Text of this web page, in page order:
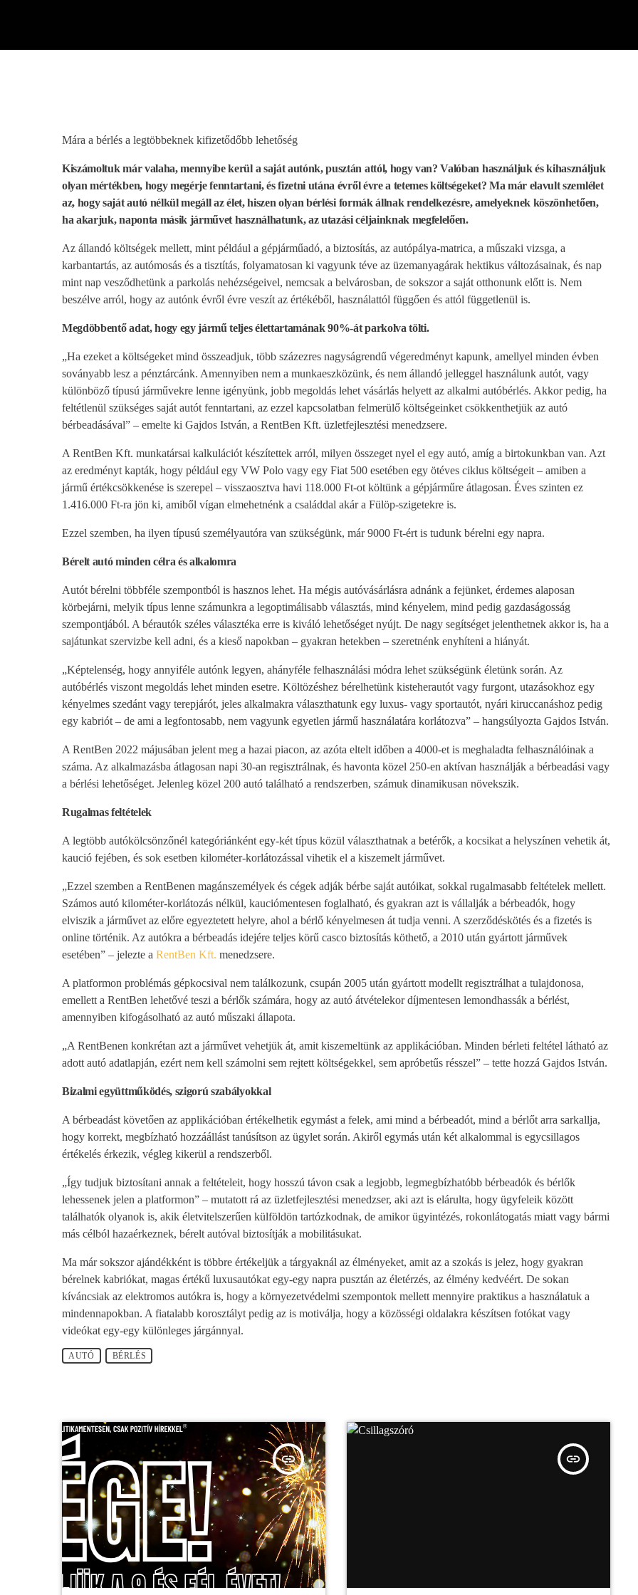
Mára a bérlés a legtöbbeknek kifizetődőbb lehetőség
Kiszámoltuk már valaha, mennyibe kerül a saját autónk, pusztán attól, hogy van? Valóban használjuk és kihasználjuk
olyan mértékben, hogy megérje fenntartani, és fizetni utána évről évre a tetemes költségeket? Ma már elavult szemlélet
az, hogy saját autó nélkül megáll az élet, hiszen olyan bérlési formák állnak rendelkezésre, amelyeknek köszönhetően,
ha akarjuk, naponta másik járművet használhatunk, az utazási céljainknak megfelelően.
Az állandó költségek mellett, mint például a gépjárműadó, a biztosítás, az autópálya-matrica, a műszaki vizsga, a
karbantartás, az autómosás és a tisztítás, folyamatosan ki vagyunk téve az üzemanyagárak hektikus változásainak, és nap
mint nap vesződhetünk a parkolás nehézségeivel, nemcsak a belvárosban, de sokszor a saját otthonunk előtt is. Nem
beszélve arról, hogy az autónk évről évre veszít az értékéből, használattól függően és attól függetlenül is.
Megdöbbentő adat, hogy egy jármű teljes élettartamának 90%-át parkolva tölti.
„Ha ezeket a költségeket mind összeadjuk, több százezres nagyságrendű végeredményt kapunk, amellyel minden évben
soványabb lesz a pénztárcánk. Amennyiben nem a munkaeszközünk, és nem állandó jelleggel használunk autót, vagy
különböző típusú járművekre lenne igényünk, jobb megoldás lehet vásárlás helyett az alkalmi autóbérlés. Akkor pedig, ha
feltétlenül szükséges saját autót fenntartani, az ezzel kapcsolatban felmerülő költségeinket csökkenthetjük az autó
bérbeadásával” – emelte ki Gajdos István, a RentBen Kft. üzletfejlesztési menedzsere.
A RentBen Kft. munkatársai kalkulációt készítettek arról, milyen összeget nyel el egy autó, amíg a birtokunkban van. Azt
az eredményt kapták, hogy például egy VW Polo vagy egy Fiat 500 esetében egy ötéves ciklus költségeit – amiben a
jármű értékcsökkenése is szerepel – visszaosztva havi 118.000 Ft-ot költünk a gépjárműre átlagosan. Éves szinten ez
1.416.000 Ft-ra jön ki, amiből vígan elmehetnénk a családdal akár a Fülöp-szigetekre is.
Ezzel szemben, ha ilyen típusú személyautóra van szükségünk, már 9000 Ft-ért is tudunk bérelni egy napra.
Bérelt autó minden célra és alkalomra
Autót bérelni többféle szempontból is hasznos lehet. Ha mégis autóvásárlásra adnánk a fejünket, érdemes alaposan
körbejárni, melyik típus lenne számunkra a legoptimálisabb választás, mind kényelem, mind pedig gazdaságosság
szempontjából. A bérautók széles választéka erre is kiváló lehetőséget nyújt. De nagy segítséget jelenthetnek akkor is, ha a
sajátunkat szervizbe kell adni, és a kieső napokban – gyakran hetekben – szeretnénk enyhíteni a hiányát.
„Képtelenség, hogy annyiféle autónk legyen, ahányféle felhasználási módra lehet szükségünk életünk során. Az
autóbérlés viszont megoldás lehet minden esetre. Költözéshez bérelhetünk kisteherautót vagy furgont, utazásokhoz egy
kényelmes szedánt vagy terepjárót, jeles alkalmakra választhatunk egy luxus- vagy sportautót, nyári kiruccanáshoz pedig
egy kabriót – de ami a legfontosabb, nem vagyunk egyetlen jármű használatára korlátozva” – hangsúlyozta Gajdos István.
A RentBen 2022 májusában jelent meg a hazai piacon, az azóta eltelt időben a 4000-et is meghaladta felhasználóinak a
száma. Az alkalmazásba átlagosan napi 30-an regisztrálnak, és havonta közel 250-en aktívan használják a bérbeadási vagy
a bérlési lehetőséget. Jelenleg közel 200 autó található a rendszerben, számuk dinamikusan növekszik.
Rugalmas feltételek
A legtöbb autókölcsönzőnél kategóriánként egy-két típus közül választhatnak a betérők, a kocsikat a helyszínen vehetik át,
kaució fejében, és sok esetben kilométer-korlátozással vihetik el a kiszemelt járművet.
„Ezzel szemben a RentBenen magánszemélyek és cégek adják bérbe saját autóikat, sokkal rugalmasabb feltételek mellett.
Számos autó kilométer-korlátozás nélkül, kauciómentesen foglalható, és gyakran azt is vállalják a bérbeadók, hogy
elviszik a járművet az előre egyeztetett helyre, ahol a bérlő kényelmesen át tudja venni. A szerződéskötés és a fizetés is
online történik. Az autókra a bérbeadás idejére teljes körű casco biztosítás köthető, a 2010 után gyártott járművek
esetében” – jelezte a RentBen Kft. menedzsere.
A platformon problémás gépkocsival nem találkozunk, csupán 2005 után gyártott modellt regisztrálhat a tulajdonosa,
emellett a RentBen lehetővé teszi a bérlők számára, hogy az autó átvételekor díjmentesen lemondhassák a bérlést,
amennyiben kifogásolható az autó műszaki állapota.
„A RentBenen konkrétan azt a járművet vehetjük át, amit kiszemeltünk az applikációban. Minden bérleti feltétel látható az
adott autó adatlapján, ezért nem kell számolni sem rejtett költségekkel, sem apróbetűs résszel” – tette hozzá Gajdos István.
Bizalmi együttműködés, szigorú szabályokkal
A bérbeadást követően az applikációban értékelhetik egymást a felek, ami mind a bérbeadót, mind a bérlőt arra sarkallja,
hogy korrekt, megbízható hozzáállást tanúsítson az ügylet során. Akiről egymás után két alkalommal is egycsillagos
értékelés érkezik, végleg kikerül a rendszerből.
„Így tudjuk biztosítani annak a feltételeit, hogy hosszú távon csak a legjobb, legmegbízhatóbb bérbeadók és bérlők
lehessenek jelen a platformon” – mutatott rá az üzletfejlesztési menedzser, aki azt is elárulta, hogy ügyfeleik között
találhatók olyanok is, akik életvitelszerűen külföldön tartózkodnak, de amikor ügyintézés, rokonlátogatás miatt vagy bármi
más célból hazaérkeznek, bérelt autóval biztosítják a mobilitásukat.
Ma már sokszor ajándékként is többre értékeljük a tárgyaknál az élményeket, amit az a szokás is jelez, hogy gyakran
bérelnek kabriókat, magas értékű luxusautókat egy-egy napra pusztán az életérzés, az élmény kedvéért. De sokan
kíváncsiak az elektromos autókra is, hogy a környezetvédelmi szempontok mellett mennyire praktikus a használatuk a
mindennapokban. A fiatalabb korosztályt pedig az is motiválja, hogy a közösségi oldalakra készítsen fotókat vagy
videókat egy-egy különleges járgánnyal.
AUTÓ BÉRLÉS
insert_link insert_link